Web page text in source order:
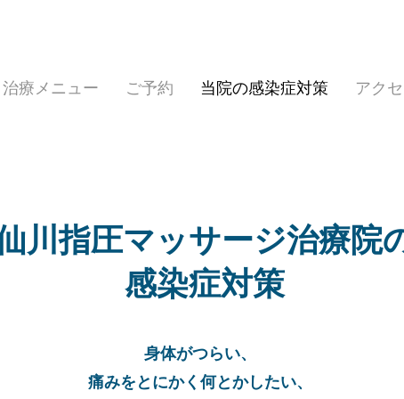
治療メニュー ご予約 当院の感染症対策 アク
川指圧マッサージ治療院
​感染症対策
身体がつらい、
痛みをとにかく何とかしたい、